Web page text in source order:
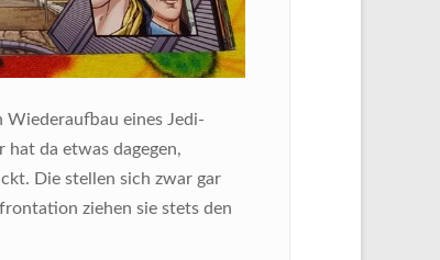
Wiederaufbau eines Jedi-
hat da etwas dagegen,
Die stellen sich zwar gar
ziehen sie stets den